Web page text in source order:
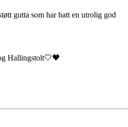
gutta som har hatt en utrolig god
Hallingstolt🤍🖤